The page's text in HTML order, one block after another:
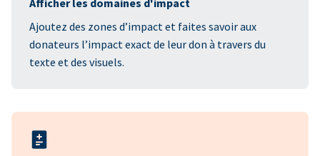
Ajoutez des zones d’impact et faites savoir aux
donateurs l’impact exact de leur don à travers du
texte et des visuels.